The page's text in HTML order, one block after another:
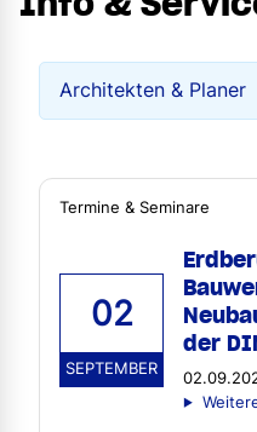
Termine & Seminare
02
SEPTEMBER
der